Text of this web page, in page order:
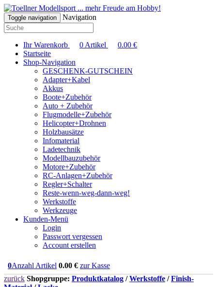
... mehr Freude am Hobby!
Toggle navigation Navigation
Ihr Warenkorb 0 Artikel 0.00 €
Startseite
Shop-Navigation
GESCHENK-GUTSCHEIN
Adapter+Kabel
Akkus
Boote+Zubehör
Auto + Zubehör
Flugmodelle+Zubehör
Helicopter+Drohnen
Holzbausätze
Infomaterial
Ladetechnik
Modellbauzubehör
Motore+Zubehör
RC-Anlagen+Zubehör
Regler+Schalter
Reste-wenn-weg-dann-weg!
Werkstoffe
Werkzeuge
Kunden-Menü
Login
Passwort vergessen
Account erstellen
0Anzahl Artikel 0.00 € zur Kasse
zurück Shopgruppe: Produktkatalog /Werkstoffe /Finish-